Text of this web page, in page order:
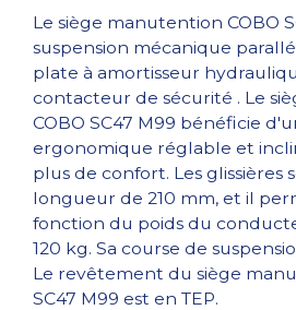
Le siège manutention COBO
suspension mécanique
plate à amortisseur
contacteur de sécurité . Le
COBO SC47 M99 bénéficie
ergonomique réglable et
plus de confort. Les glissières
longueur de 210 mm, et il
fonction du poids du
120 kg. Sa course de
Le revêtement du siège
SC47 M99 est en TEP.